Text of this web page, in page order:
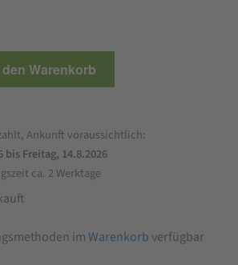
den Warenkorb
Ankunft voraussichtlich:
Freitag, 14.8.2026
ca. 2 Werktage
imWarenkorb verfügbar